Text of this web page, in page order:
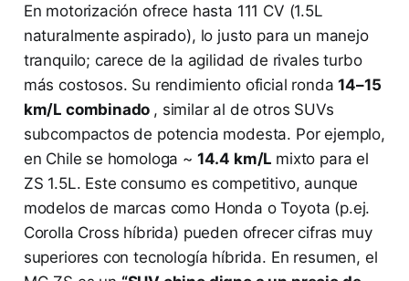
En motorización ofrece hasta 111 CV (1.5L
naturalmente aspirado)​, lo justo para un manejo
tranquilo; carece de la agilidad de rivales turbo
más costosos. Su rendimiento oficial ronda14–15
km/L combinado , similar al de otros SUVs
subcompactos de potencia modesta. Por ejemplo,
en Chile se homologa ~ 14.4 km/L mixto para el
ZS 1.5L​. Este consumo es competitivo, aunque
modelos de marcas como Honda o Toyota (p.ej.
Corolla Cross híbrida) pueden ofrecer cifras muy
superiores con tecnología híbrida. En resumen, el